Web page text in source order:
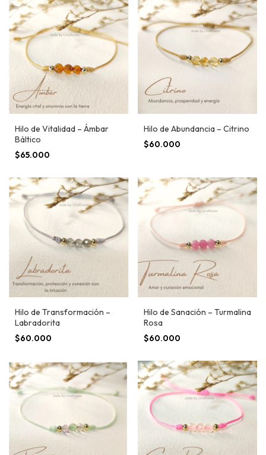
Hilo de Vitalidad – Ámbar
Báltico
$65.000
Hilo de Abundancia – Citrino
$60.000
Hilo de Transformación –
Labradorita
$60.000
Hilo de Sanación – Turmalina
Rosa
$60.000